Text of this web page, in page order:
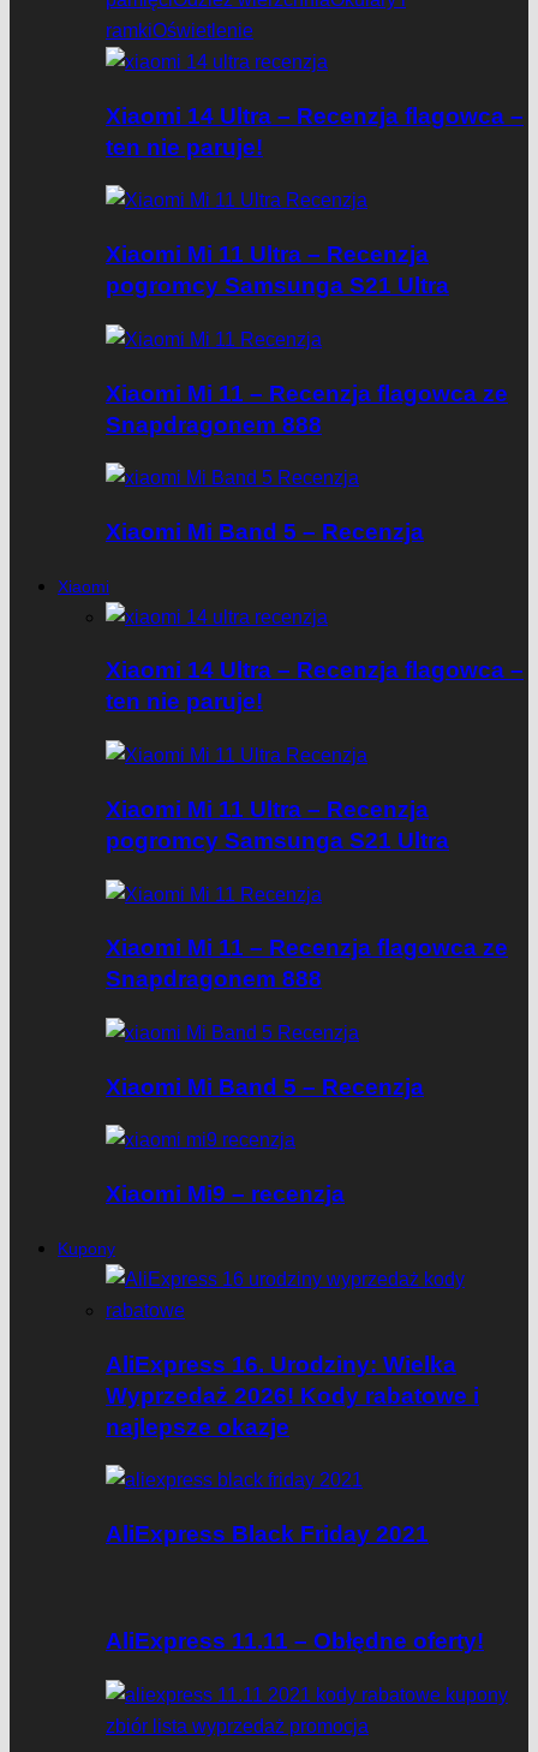
ramkiOświetlenie
Xiaomi 14 Ultra – Recenzja flagowca –
ten nie paruje!
Xiaomi Mi 11 Ultra – Recenzja
pogromcy Samsunga S21 Ultra
Xiaomi Mi 11 – Recenzja flagowca ze
Snapdragonem 888
Xiaomi Mi Band 5 – Recenzja
Xiaomi
Xiaomi 14 Ultra – Recenzja flagowca –
ten nie paruje!
Xiaomi Mi 11 Ultra – Recenzja
pogromcy Samsunga S21 Ultra
Xiaomi Mi 11 – Recenzja flagowca ze
Snapdragonem 888
Xiaomi Mi Band 5 – Recenzja
Xiaomi Mi9 – recenzja
Kupony
AliExpress 16. Urodziny: Wielka
Wyprzedaż 2026! Kody rabatowe i
najlepsze okazje
AliExpress Black Friday 2021
AliExpress 11.11 – Obłędne oferty!